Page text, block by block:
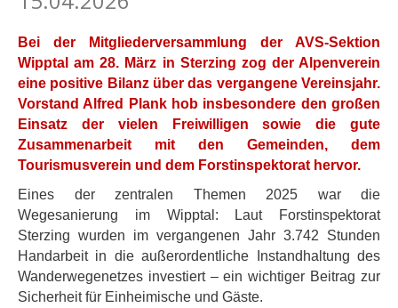
Bei der Mitgliederversammlung der AVS-Sektion
Wipptal am 28. März in Sterzing zog der Alpenverein
eine positive Bilanz über das vergangene Vereinsjahr.
Vorstand Alfred Plank hob insbesondere den großen
Einsatz der vielen Freiwilligen sowie die gute
Zusammenarbeit mit den Gemeinden, dem
Tourismusverein und dem Forstinspektorat hervor.
Eines der zentralen Themen 2025 war die
Wegesanierung im Wipptal: Laut Forstinspektorat
Sterzing wurden im vergangenen Jahr 3.742 Stunden
Handarbeit in die außerordentliche Instandhaltung des
Wanderwegenetzes investiert – ein wichtiger Beitrag zur
Sicherheit für Einheimische und Gäste.